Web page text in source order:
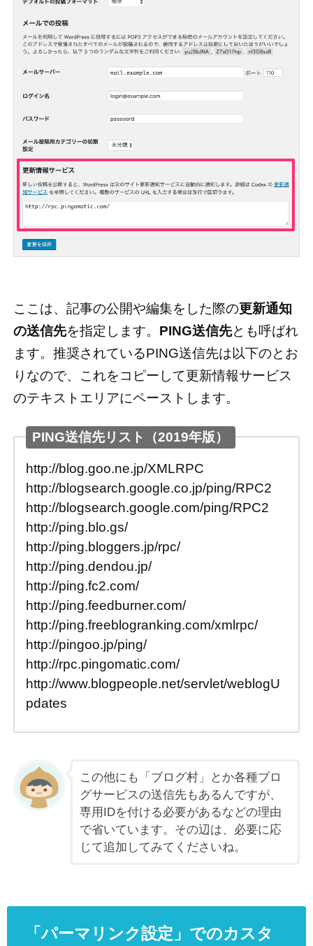
ここは、記事の公開や編集をした際の更新通知
の送信先を指定します。 PING送信先とも呼ばれ
ます。推奨されているPING送信先は以下のとお
りなので、これをコピーして更新情報サービス
のテキストエリアにペーストします。
PING送信先リスト（2019年版）
http://blog.goo.ne.jp/XMLRPC
http://blogsearch.google.co.jp/ping/RPC2
http://blogsearch.google.com/ping/RPC2
http://ping.blo.gs/
http://ping.bloggers.jp/rpc/
http://ping.dendou.jp/
http://ping.fc2.com/
http://ping.feedburner.com/
http://ping.freeblogranking.com/xmlrpc/
http://pingoo.jp/ping/
http://rpc.pingomatic.com/
http://www.blogpeople.net/servlet/weblogU
pdates
この他にも「ブログ村」とか各種ブロ
グサービスの送信先もあるんですが、
専用IDを付ける必要があるなどの理由
で省いています。その辺は、必要に応
じて追加してみてくださいね。
「パーマリンク設定」でのカスタ